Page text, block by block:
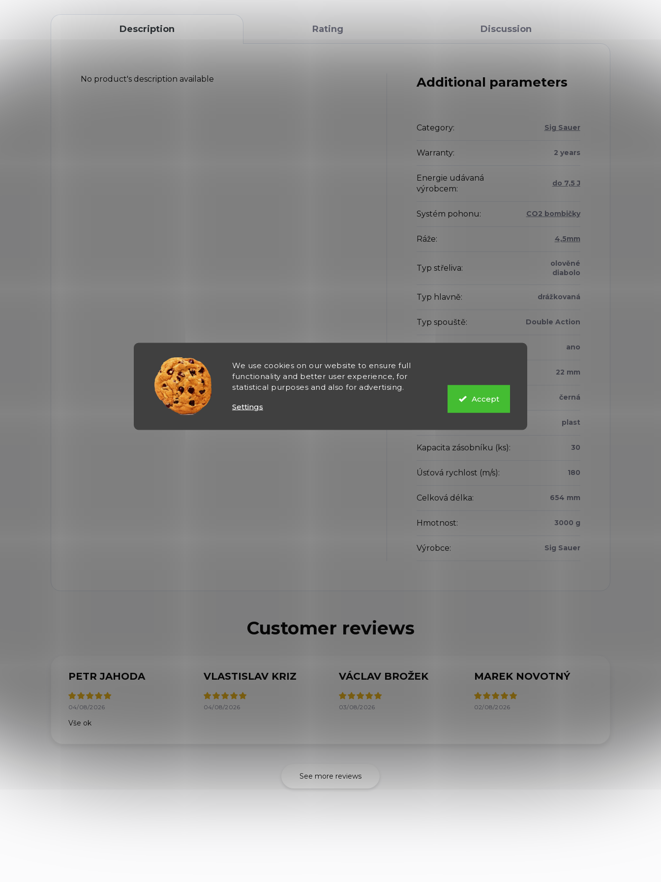
We use cookies on our website to ensure full
functionality and better user experience, for
statistical purposes and also for advertising.
Settings
Accept
Description Rating Discussion
No product's description available Additional parameters
Category: Sig Sauer
Warranty: 2 years
Energie udávaná
výrobcem:
do 7,5 J
Systém pohonu: CO2 bombičky
Ráže: 4,5mm
Typ střeliva:
olověné
diabolo
Typ hlavně: drážkovaná
Typ spouště: Double Action
ano
22 mm
černá
plast
Kapacita zásobníku (ks): 30
Úsťová rychlost (m/s): 180
Celková délka: 654 mm
Hmotnost: 3000 g
Výrobce: Sig Sauer
PETR JAHODA
04/08/2026
Vše ok
VLASTISLAV KRIZ
04/08/2026
VÁCLAV BROŽEK
03/08/2026
MAREK NOVOTNÝ
02/08/2026
See more reviews